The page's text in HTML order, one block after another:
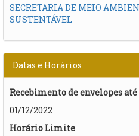
SECRETARIA DE MEIO
SUSTENTÁVEL
Datas e Horários
Recebimento de envelopes até
01/12/2022
Horário Limite